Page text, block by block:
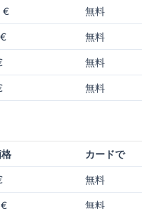
€ 無料
無料
無料
無料
カードで
無料
無料